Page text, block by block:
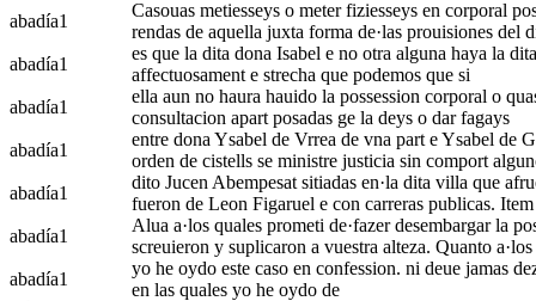
abadía1
Casouas metiesseys o meter fiziesseys en corporal
rendas de aquella juxta forma de·las prouisiones del
abadía1
es que la dita dona Isabel e no otra alguna haya la
affectuosament e strecha que podemos que si
abadía1
ella aun no haura hauido la possession corporal o
consultacion apart posadas ge la deys o dar fagays
abadía1
entre dona Ysabel de Vrrea de vna part e Ysabel de
orden de cistells se ministre justicia sin comport
abadía1
dito Jucen Abempesat sitiadas en·la dita villa que
fueron de Leon Figaruel e con carreras publicas. Item
abadía1
Alua a·los quales prometi de·fazer desembargar la
screuieron y suplicaron a vuestra alteza. Quanto a·los
abadía1
yo he oydo este caso en confession. ni deue jamas
en las quales yo he oydo de